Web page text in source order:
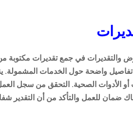
والتقديرات في جمع تقديرات مكتوبة
تفاصيل واضحة حول الخدمات
أو الأدوات الصحية. التحقق من سجل
ضمان للعمل والتأكد من أن التقدير